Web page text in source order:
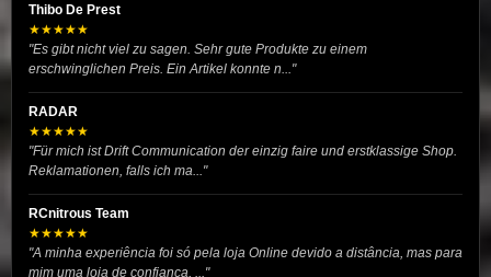
Thibo De Prest
★★★★★
"Es gibt nicht viel zu sagen. Sehr gute Produkte zu einem
erschwinglichen Preis. Ein Artikel konnte n..."
RADAR
★★★★★
"Für mich ist Drift Communication der einzig faire und erstklassige Shop.
Reklamationen, falls ich ma..."
RCnitrous Team
★★★★★
"A minha experiência foi só pela loja Online devido a distância, mas para
mim uma loja de confiança, ..."